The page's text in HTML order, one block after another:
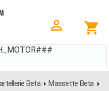
Beta
Massette Beta